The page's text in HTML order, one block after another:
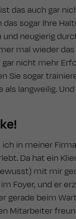
das auch gar
sogar Ihre
neugierig
mal wieder
gar nicht mehr
Sie sogar
als langweilig.
in meiner
Da hat ein
mit mir
Foyer, und er
gerade beim
Mitarbeiter